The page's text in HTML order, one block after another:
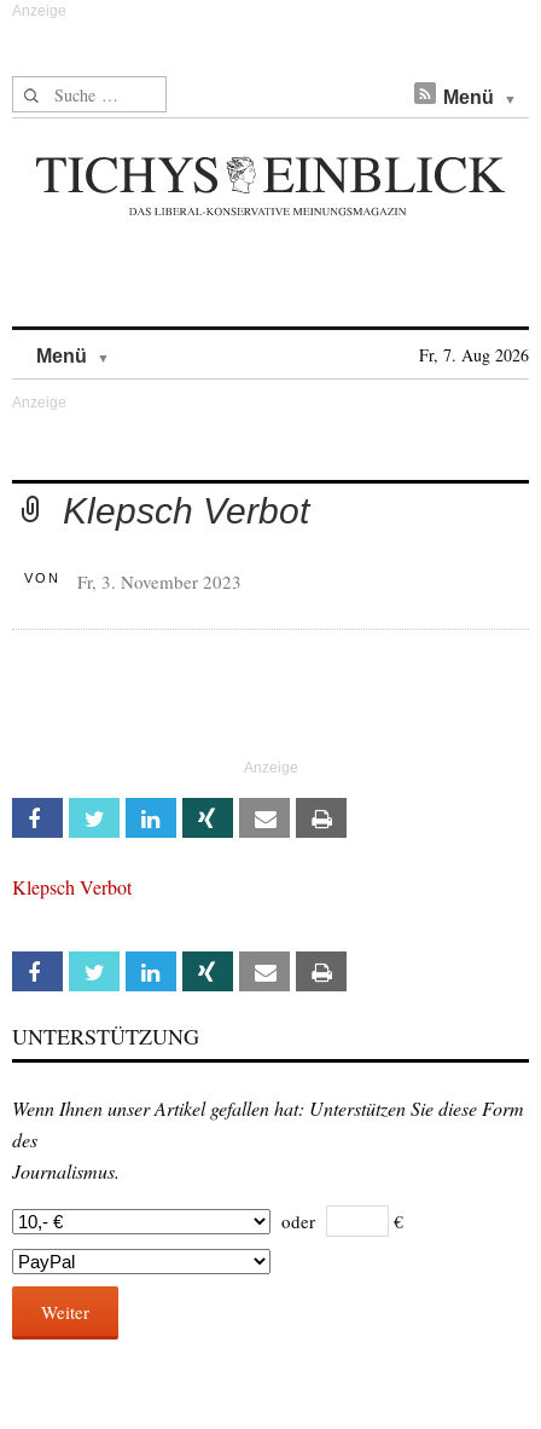
Suche nach: Menü
Menü Fr, 7. Aug 2026
Klepsch Verbot
VON Fr, 3. November 2023
Facebook Twitter Linkedin Xing Email
Klepsch Verbot
Facebook Twitter Linkedin Xing Email
UNTERSTÜTZUNG
Wenn Ihnen unser Artikel gefallen hat: Unterstützen Sie diese Form
des
Journalismus.
oder €
Weiter